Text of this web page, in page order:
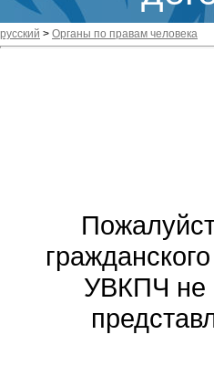
русский > Органы по правам человека
УВКПЧ не